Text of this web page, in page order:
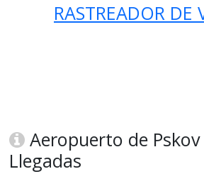
RASTREADOR DE
Aeropuerto de Pskov
Llegadas